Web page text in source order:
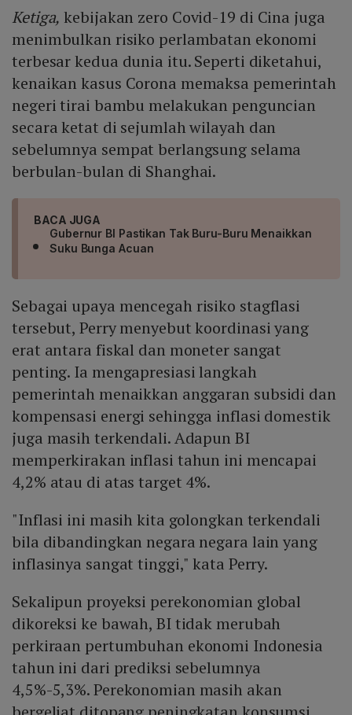
Ketiga, kebijakan zero Covid-19 di Cina juga
menimbulkan risiko perlambatan ekonomi
terbesar kedua dunia itu. Seperti diketahui,
kenaikan kasus Corona memaksa pemerintah
negeri tirai bambu melakukan penguncian
secara ketat di sejumlah wilayah dan
sebelumnya sempat berlangsung selama
berbulan-bulan di Shanghai.
BACA JUGA
Gubernur BI Pastikan Tak Buru-Buru Menaikkan
Suku Bunga Acuan
Sebagai upaya mencegah risiko stagflasi
tersebut, Perry menyebut koordinasi yang
erat antara fiskal dan moneter sangat
penting. Ia mengapresiasi langkah
pemerintah menaikkan anggaran subsidi dan
kompensasi energi sehingga inflasi domestik
juga masih terkendali. Adapun BI
memperkirakan inflasi tahun ini mencapai
4,2% atau di atas target 4%.
"Inflasi ini masih kita golongkan terkendali
bila dibandingkan negara negara lain yang
inflasinya sangat tinggi," kata Perry.
Sekalipun proyeksi perekonomian global
dikoreksi ke bawah, BI tidak merubah
perkiraan pertumbuhan ekonomi Indonesia
tahun ini dari prediksi sebelumnya
4,5%-5,3%. Perekonomian masih akan